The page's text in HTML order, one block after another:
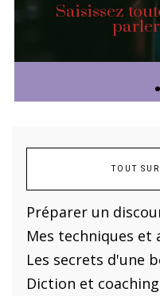
Saisissez
TOUT
Préparer un
Mes techniques et
Les secrets d'une
Diction et